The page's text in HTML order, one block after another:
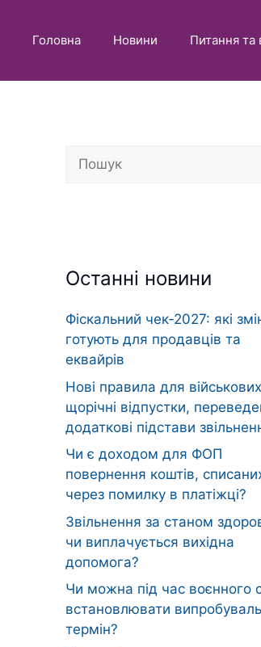
Головна Новини Питання та
Пошук
Останні новини
Фіскальний чек‑2027: які
готують для продавців та
еквайрів
Нові правила для
щорічні відпустки,
додаткові підстави
Чи є доходом для ФОП
повернення коштів,
через помилку в платіжці?
Звільнення за станом
чи виплачується вихідна
допомога?
Чи можна під час воєнного
встановлювати
термін?